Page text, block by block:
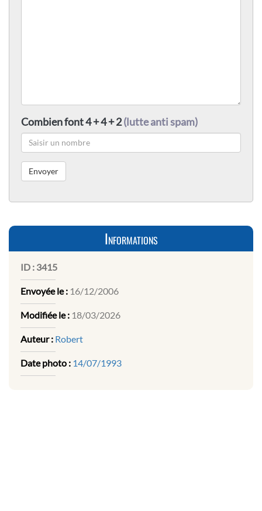
Combien font 4 + 4 + 2(lutte anti spam)
Informations
ID : 3415
Envoyée le : 16/12/2006
Modifiée le : 18/03/2026
Auteur : Robert
Date photo : 14/07/1993